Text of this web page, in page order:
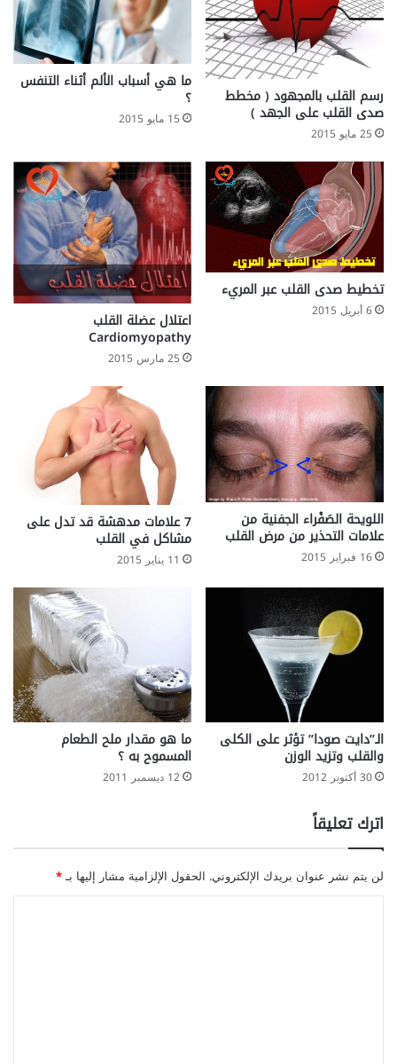
ل
ب
ت
ا
ت
رسم القلب بالمجهود ( مخطط
صدى القلب على الجهد )
25 مايو 2015
ما هي أسباب الألم أثناء التنفس
؟
15 مايو 2015
تخطيط صدى القلب عبر المريء
6 أبريل 2015 اعتلال عضلة القلب
Cardiomyopathy
25 مارس 2015
اللويحة الصَفْراء الجفنية من
علامات التحذير من مرض القلب
16 فبراير 2015
7 علامات مدهشة قد تدل على
مشاكل في القلب
11 يناير 2015
الـ”دايت صودا” تؤثر على الكلى
والقلب وتزيد الوزن
30 أكتوبر 2012
ما هو مقدار ملح الطعام
المسموح به ؟
12 ديسمبر 2011
اترك تعليقاً
لن يتم نشر عنوان بريدك الإلكتروني. الحقول الإلزامية مشار إليها بـ*